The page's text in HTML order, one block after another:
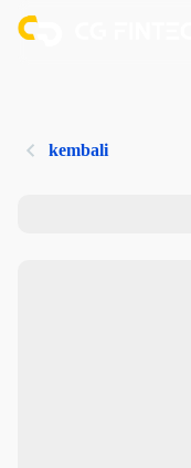
kembali